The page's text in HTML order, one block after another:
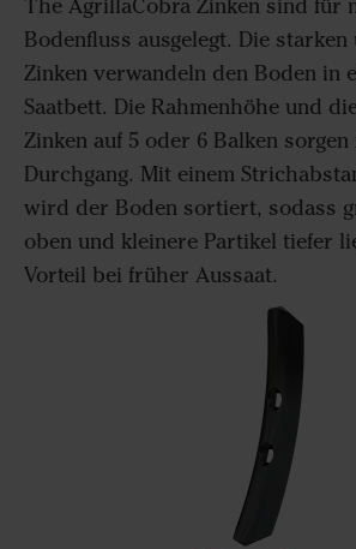
The AgrillaCobra Zinken sind für
Bodenfluss ausgelegt. Die
Zinken verwandeln den Boden in
Saatbett. Die Rahmenhöhe und
Zinken auf 5 oder 6 Balken
Durchgang. Mit einem
wird der Boden sortiert, sodass
oben und kleinere Partikel tiefer
Vorteil bei früher Aussaat.